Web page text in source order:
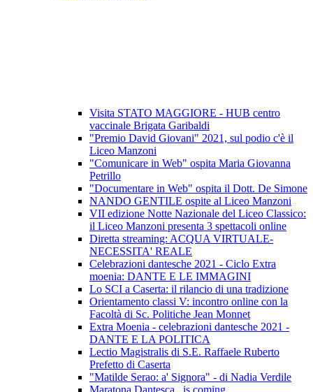
Visita STATO MAGGIORE - HUB centro
vaccinale Brigata Garibaldi
"Premio David Giovani" 2021, sul podio c'è il
Liceo Manzoni
"Comunicare in Web" ospita Maria Giovanna
Petrillo
"Documentare in Web" ospita il Dott. De Simone
NANDO GENTILE ospite al Liceo Manzoni
VII edizione Notte Nazionale del Liceo Classico:
il Liceo Manzoni presenta 3 spettacoli online
Diretta streaming: ACQUA VIRTUALE-
NECESSITA' REALE
Celebrazioni dantesche 2021 - Ciclo Extra
moenia: DANTE E LE IMMAGINI
Lo SCI a Caserta: il rilancio di una tradizione
Orientamento classi V: incontro online con la
Facoltà di Sc. Politiche Jean Monnet
Extra Moenia - celebrazioni dantesche 2021 -
DANTE E LA POLITICA
Lectio Magistralis di S.E. Raffaele Ruberto
Prefetto di Caserta
"Matilde Serao: a' Signora" - di Nadia Verdile